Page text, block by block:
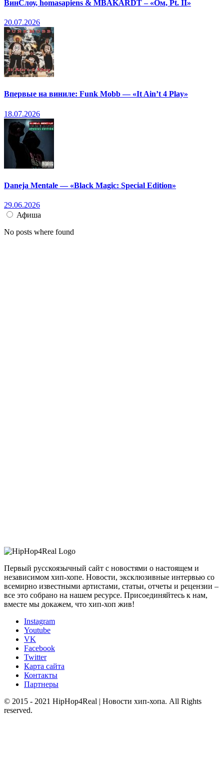
ВинСлоу, homasapiens & MBAKARDT – «Ом, Pt. II»
20.07.2026
Впервые на виниле: Funk Mobb — «It Ain’t 4 Play»
18.07.2026
Daneja Mentale — «Black Magic: Special Edition»
29.06.2026
Афиша
No posts where found
Первый русскоязычный сайт с новостями о настоящем и
независимом хип-хопе. Новости, эксклюзивные интервью со
всемирно известными артистами, статьи, отчеты и рецензии –
все это собрано на нашем ресурсе. Присоединяйтесь к нам,
вместе мы докажем, что хип-хоп жив!
Instagram
Youtube
VK
Facebook
Twitter
Карта сайта
Контакты
Партнеры
© 2015 - 2021 HipHop4Real | Новости хип-хопа. All Rights
reserved.